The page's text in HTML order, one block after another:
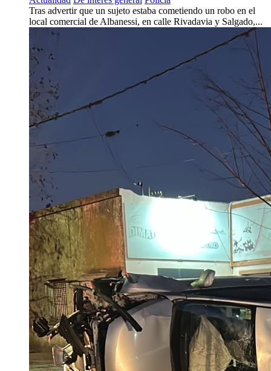
Tras advertir que un sujeto estaba cometiendo un robo en el
local comercial de Albanessi, en calle Rivadavia y Salgado,...